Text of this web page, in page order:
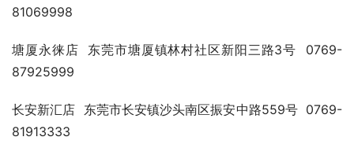
81069998
塘厦永徕店  东莞市塘厦镇林村社区新阳三路3号  0769-
87925999
长安新汇店  东莞市长安镇沙头南区振安中路559号  0769-
81913333